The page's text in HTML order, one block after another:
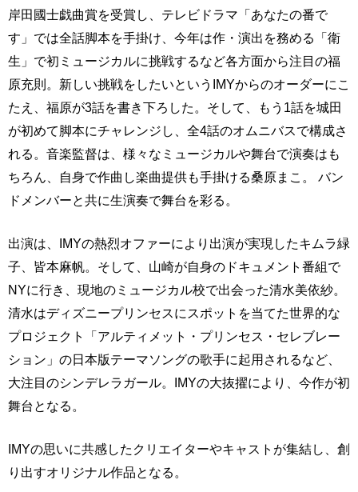
岸田國士戯曲賞を受賞し、テレビドラマ「あなたの番で
す」では全話脚本を手掛け、今年は作・演出を務める「衛
生」で初ミュージカルに挑戦するなど各方面から注目の福
原充則。新しい挑戦をしたいというIMYからのオーダーにこ
たえ、福原が3話を書き下ろした。そして、もう1話を城田
が初めて脚本にチャレンジし、全4話のオムニバスで構成さ
れる。音楽監督は、様々なミュージカルや舞台で演奏はも
ちろん、自身で作曲し楽曲提供も手掛ける桑原まこ。 バン
ドメンバーと共に生演奏で舞台を彩る。
出演は、IMYの熱烈オファーにより出演が実現したキムラ緑
子、皆本麻帆。そして、山崎が自身のドキュメント番組で
NYに行き、現地のミュージカル校で出会った清水美依紗。
清水はディズニープリンセスにスポットを当てた世界的な
プロジェクト「アルティメット・プリンセス・セレブレー
ション」の日本版テーマソングの歌手に起用されるなど、
大注目のシンデレラガール。IMYの大抜擢により、今作が初
舞台となる。
IMYの思いに共感したクリエイターやキャストが集結し、創
り出すオリジナル作品となる。